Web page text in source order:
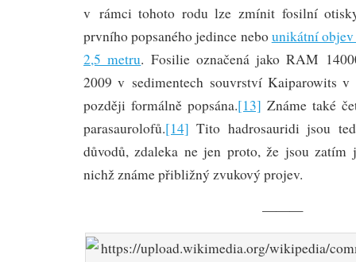
v rámci tohoto rodu lze zmínit fosilní
prvního popsaného jedince nebounikátní objev
2,5 metru. Fosilie označená jako RAM
2009 v sedimentech souvrství Kaiparowits
později formálně popsána.[13] Známe také
parasaurolofů.[14] Tito hadrosauridi jsou
důvodů, zdaleka ne jen proto, že jsou zatím
nichž známe přibližný zvukový projev.
———